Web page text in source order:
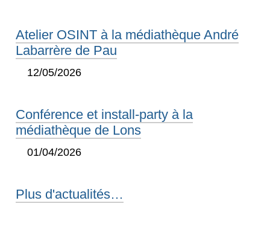
Atelier OSINT à la médiathèque André
Labarrère de Pau
12/05/2026
Conférence et install-party à la
médiathèque de Lons
01/04/2026
Plus d'actualités…